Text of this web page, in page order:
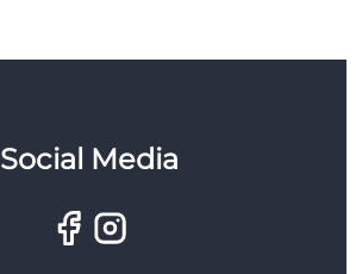
Social Media